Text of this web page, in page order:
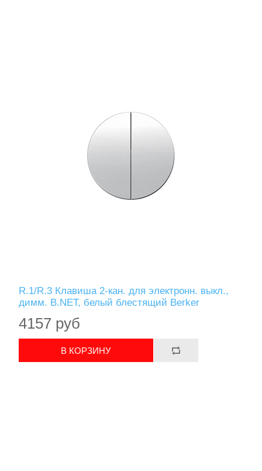
R.1/R.3 Клавиша 2-кан. для электронн. выкл.,
димм. B.NET, белый блестящий Berker
4157 руб